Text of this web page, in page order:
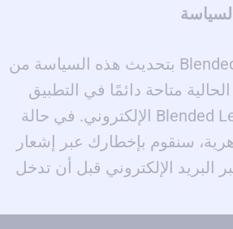
قد تقوم Blended Leading بتحديث هذه السياسة من
متاحة دائمًا في التطبيق
وعلى موقع Blended Leading الإلكتروني. في حالة
سنقوم بإخطارك عبر إشعار
البريد الإلكتروني قبل أن تدخل